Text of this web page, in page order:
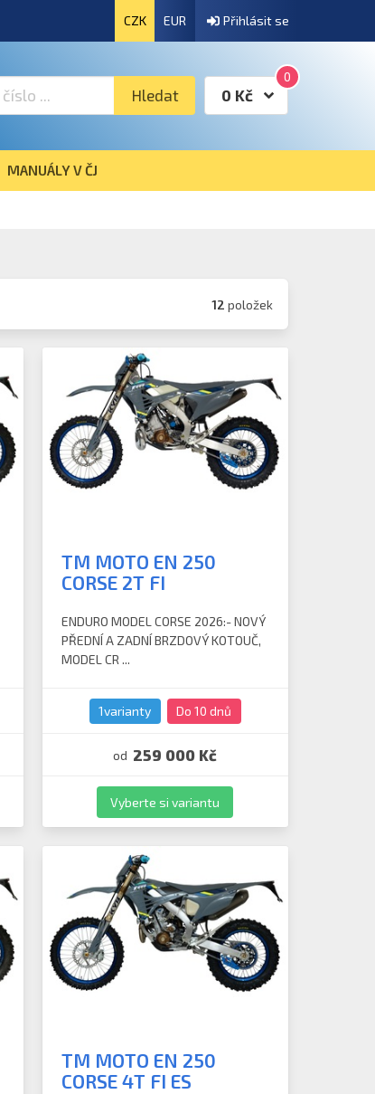
CZK EUR Přihlásit se
Hledat
0
0 Kč
MANUÁLY V ČJ
12 položek
TM MOTO EN 250
CORSE 2T FI
ENDURO MODEL CORSE 2026:- NOVÝ
PŘEDNÍ A ZADNÍ BRZDOVÝ KOTOUČ,
MODEL CR ...
1varianty Do 10 dnů
od 259 000 Kč
Vyberte si variantu
TM MOTO EN 250
CORSE 4T FI ES